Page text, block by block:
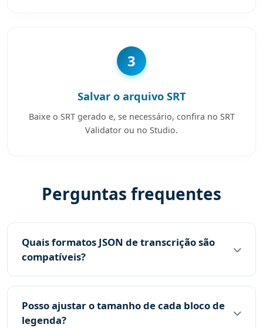
3
Salvar o arquivo SRT
Baixe o SRT gerado e, se necessário, confira no SRT
Validator ou no Studio.
Perguntas frequentes
Quais formatos JSON de transcrição são
compatíveis?
Posso ajustar o tamanho de cada bloco de
legenda?